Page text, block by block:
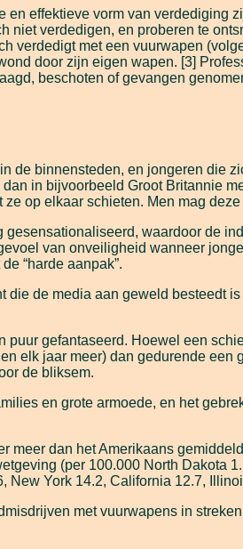
effektieve vorm van verdediging
verdedigen, en proberen te
verdedigt met een vuurwapen
door zijn eigen wapen. [3]
beschoten of gevangen
de binnensteden, en jongeren die
in bijvoorbeeld Groot Britannie
op elkaar schieten. Men mag
waardoor de
van onveiligheid wanneer
“harde aanpak”.
de media aan geweld besteedt
gefantaseerd. Hoewel een
elk jaar meer) dan gedurende een
de bliksem.
en grote armoede, en het
dan het Amerikaans
(per 100.000 North Dakota
York 14.2, California 12.7,
met vuurwapens in